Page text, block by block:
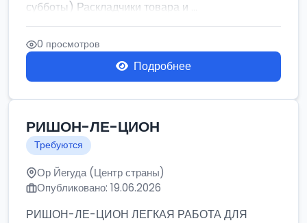
субботы) Раскладчики товара и ...
0 просмотров
Подробнее
РИШОН-ЛЕ-ЦИОН
Требуются
Ор Йегуда (Центр страны)
Опубликовано: 19.06.2026
РИШОН-ЛЕ-ЦИОН ЛЕГКАЯ РАБОТА ДЛЯ